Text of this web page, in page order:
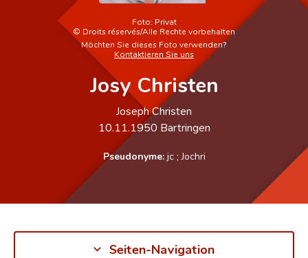
Häufige Fragen und Antworten
Forschungsgruppe
Foto: Privat
© Droits réservés/Alle Rechte vorbehalten
Möchten Sie dieses Foto verwenden?
Kontaktieren Sie uns
Josy Christen
Joseph Christen
10.11.1950 Bartringen
Pseudonyme: jc;Jochri
Seiten-Navigation